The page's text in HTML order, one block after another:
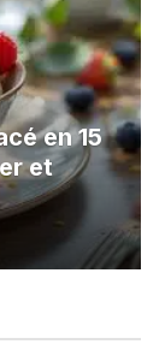
en 15
et